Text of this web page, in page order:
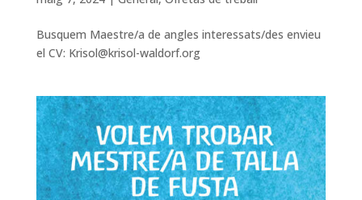
Busquem Maestre/a de angles interessats/des envieu
el CV: Krisol@krisol-waldorf.org